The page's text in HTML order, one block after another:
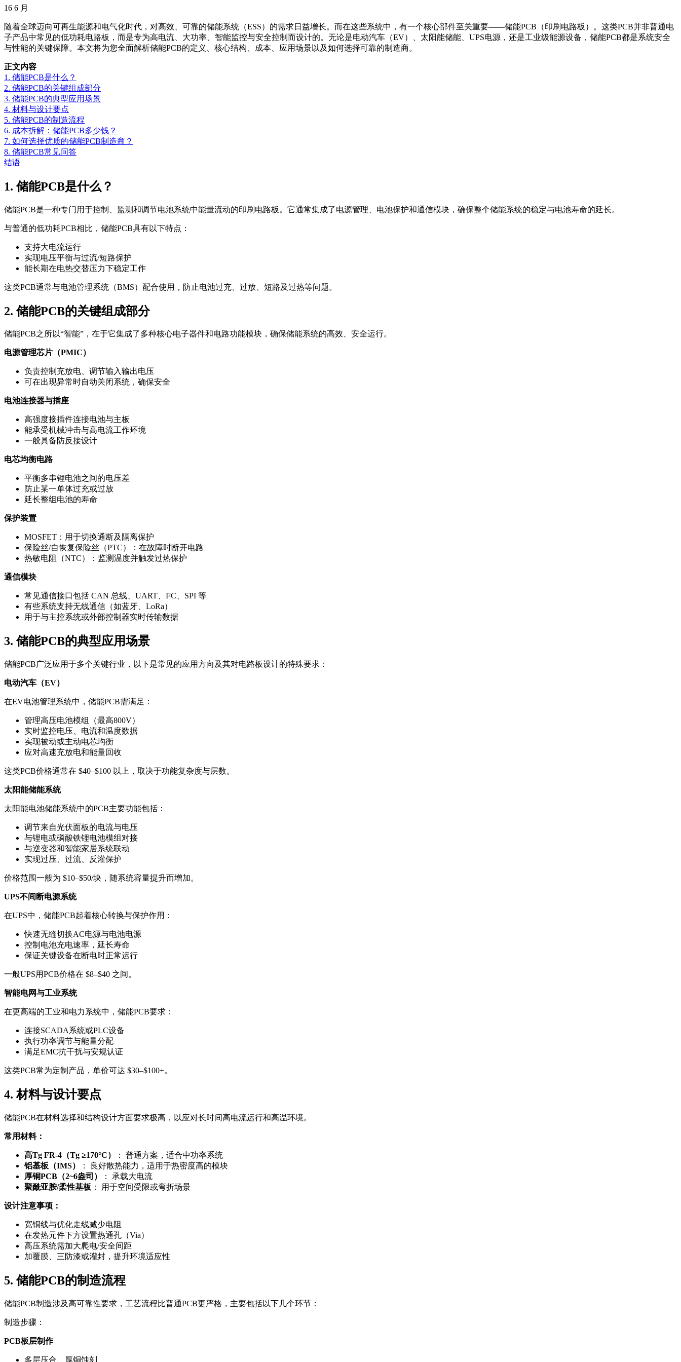
16 6 月
随着全球迈向可再生能源和电气化时代，对高效、可靠的储能系统（ESS）的需求日益增长。而在这些系统中，有一个核心部件至关重要——储能PCB（印刷电路板）。这类PCB并非普通电
子产品中常见的低功耗电路板，而是专为高电流、大功率、智能监控与安全控制而设计的。无论是电动汽车（EV）、太阳能储能、UPS电源，还是工业级能源设备，储能PCB都是系统安全
与性能的关键保障。本文将为您全面解析储能PCB的定义、核心结构、成本、应用场景以及如何选择可靠的制造商。
正文内容
1. 储能PCB是什么？
2. 储能PCB的关键组成部分
3. 储能PCB的典型应用场景
4. 材料与设计要点
5. 储能PCB的制造流程
6. 成本拆解：储能PCB多少钱？
7. 如何选择优质的储能PCB制造商？
8. 储能PCB常见问答
结语
1. 储能PCB是什么？
储能PCB是一种专门用于控制、监测和调节电池系统中能量流动的印刷电路板。它通常集成了电源管理、电池保护和通信模块，确保整个储能系统的稳定与电池寿命的延长。
与普通的低功耗PCB相比，储能PCB具有以下特点：
支持大电流运行
实现电压平衡与过流/短路保护
能长期在电热交替压力下稳定工作
这类PCB通常与电池管理系统（BMS）配合使用，防止电池过充、过放、短路及过热等问题。
2. 储能PCB的关键组成部分
储能PCB之所以“智能”，在于它集成了多种核心电子器件和电路功能模块，确保储能系统的高效、安全运行。
电源管理芯片（PMIC）
负责控制充放电、调节输入输出电压
可在出现异常时自动关闭系统，确保安全
电池连接器与插座
高强度接插件连接电池与主板
能承受机械冲击与高电流工作环境
一般具备防反接设计
电芯均衡电路
平衡多串锂电池之间的电压差
防止某一单体过充或过放
延长整组电池的寿命
保护装置
MOSFET：用于切换通断及隔离保护
保险丝/自恢复保险丝（PTC）：在故障时断开电路
热敏电阻（NTC）：监测温度并触发过热保护
通信模块
常见通信接口包括 CAN 总线、UART、I²C、SPI 等
有些系统支持无线通信（如蓝牙、LoRa）
用于与主控系统或外部控制器实时传输数据
3. 储能PCB的典型应用场景
储能PCB广泛应用于多个关键行业，以下是常见的应用方向及其对电路板设计的特殊要求：
电动汽车（EV）
在EV电池管理系统中，储能PCB需满足：
管理高压电池模组（最高800V）
实时监控电压、电流和温度数据
实现被动或主动电芯均衡
应对高速充放电和能量回收
这类PCB价格通常在 $40–$100 以上，取决于功能复杂度与层数。
太阳能储能系统
太阳能电池储能系统中的PCB主要功能包括：
调节来自光伏面板的电流与电压
与锂电或磷酸铁锂电池模组对接
与逆变器和智能家居系统联动
实现过压、过流、反灌保护
价格范围一般为 $10–$50/块，随系统容量提升而增加。
UPS不间断电源系统
在UPS中，储能PCB起着核心转换与保护作用：
快速无缝切换AC电源与电池电源
控制电池充电速率，延长寿命
保证关键设备在断电时正常运行
一般UPS用PCB价格在 $8–$40 之间。
智能电网与工业系统
在更高端的工业和电力系统中，储能PCB要求：
连接SCADA系统或PLC设备
执行功率调节与能量分配
满足EMC抗干扰与安规认证
这类PCB常为定制产品，单价可达 $30–$100+。
4. 材料与设计要点
储能PCB在材料选择和结构设计方面要求极高，以应对长时间高电流运行和高温环境。
常用材料：
高Tg FR-4（Tg ≥170°C）
： 普通方案，适合中功率系统
铝基板（IMS）
： 良好散热能力，适用于热密度高的模块
厚铜PCB（2~6盎司）
： 承载大电流
聚酰亚胺/柔性基板 ： 用于空间受限或弯折场景
设计注意事项：
宽铜线与优化走线减少电阻
在发热元件下方设置热通孔（Via）
高压系统需加大爬电/安全间距
加覆膜、三防漆或灌封，提升环境适应性
5. 储能PCB的制造流程
储能PCB制造涉及高可靠性要求，工艺流程比普通PCB更严格，主要包括以下几个环节：
制造步骤：
PCB板层制作
多层压合、厚铜蚀刻